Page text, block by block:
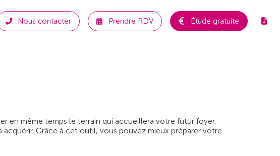
Nous contacter Prendre RDV Étude gratuite
en même temps le terrain qui accueillera votre futur foyer.
acquérir. Grâce à cet outil, vous pouvez mieux préparer votre